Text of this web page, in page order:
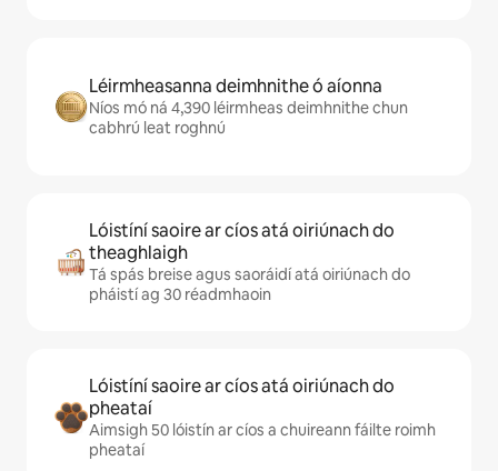
Léirmheasanna deimhnithe ó aíonna
Níos mó ná 4,390 léirmheas deimhnithe chun
cabhrú leat roghnú
Lóistíní saoire ar cíos atá oiriúnach do
theaghlaigh
Tá spás breise agus saoráidí atá oiriúnach do
pháistí ag 30 réadmhaoin
Lóistíní saoire ar cíos atá oiriúnach do
pheataí
Aimsigh 50 lóistín ar cíos a chuireann fáilte roimh
pheataí